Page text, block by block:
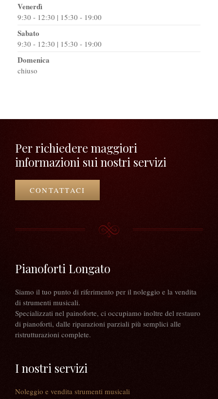
Venerdì
9:30 - 12:30 | 15:30 - 19:00
Sabato
9:30 - 12:30 | 15:30 - 19:00
Domenica
chiuso
Per richiedere maggiori
informazioni sui nostri servizi
CONTATTACI
Pianoforti Longato
Siamo il tuo punto di riferimento per il noleggio e la vendita
di strumenti musicali.
Specializzati nel painoforte, ci occupiamo inoltre del restauro
di pianoforti, dalle riparazioni parziali più semplici alle
ristrutturazioni complete.
I nostri servizi
Noleggio e vendita strumenti musicali